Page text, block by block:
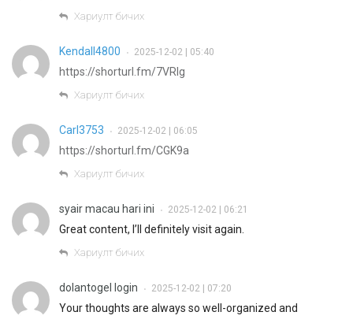
Хариулт бичих
Kendall4800 • 2025-12-02 | 05:40
https://shorturl.fm/7VRIg
Хариулт бичих
Carl3753 • 2025-12-02 | 06:05
https://shorturl.fm/CGK9a
Хариулт бичих
syair macau hari ini • 2025-12-02 | 06:21
Great content, I’ll definitely visit again.
Хариулт бичих
dolantogel login • 2025-12-02 | 07:20
Your thoughts are always so well-organized and